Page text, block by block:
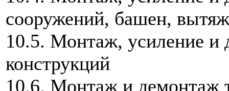
сооружений, башен,
10.5. Монтаж, усиление и
конструкций
10.6. Монтаж и демонтаж